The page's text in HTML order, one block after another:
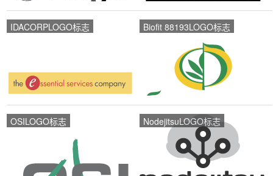
IDACORPLOGO标志 Biofit 88193LOGO标志
OSILOGO标志 NodejitsuLOGO标志